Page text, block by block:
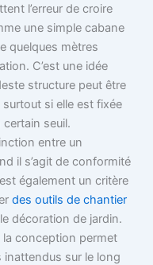
l’erreur de croire
une simple cabane
quelques mètres
C’est une idée
structure peut être
surtout si elle est fixée
seuil.
entre un
il s’agit de conformité
également un critère
des outils de chantier
décoration de jardin.
la conception permet
inattendus sur le long